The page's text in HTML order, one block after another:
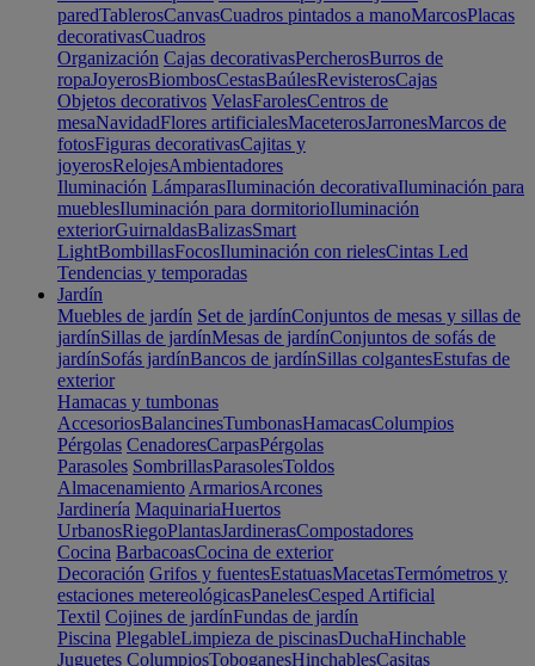
paredTablerosCanvasCuadros pintados a manoMarcosPlacas
decorativasCuadros
Organización Cajas decorativasPercherosBurros de
ropaJoyerosBiombosCestasBaúlesRevisterosCajas
Objetos decorativos VelasFarolesCentros de
mesaNavidadFlores artificialesMaceterosJarronesMarcos de
fotosFiguras decorativasCajitas y
joyerosRelojesAmbientadores
Iluminación LámparasIluminación decorativaIluminación para
mueblesIluminación para dormitorioIluminación
exteriorGuirnaldasBalizasSmart
LightBombillasFocosIluminación con rielesCintas Led
Tendencias y temporadas
Jardín
Muebles de jardín Set de jardínConjuntos de mesas y sillas de
jardínSillas de jardínMesas de jardínConjuntos de sofás de
jardínSofás jardínBancos de jardínSillas colgantesEstufas de
exterior
Hamacas y tumbonas
AccesoriosBalancinesTumbonasHamacasColumpios
Pérgolas CenadoresCarpasPérgolas
Parasoles SombrillasParasolesToldos
Almacenamiento ArmariosArcones
Jardinería MaquinariaHuertos
UrbanosRiegoPlantasJardinerasCompostadores
Cocina BarbacoasCocina de exterior
Decoración Grifos y fuentesEstatuasMacetasTermómetros y
estaciones metereológicasPanelesCesped Artificial
Textil Cojines de jardínFundas de jardín
Piscina PlegableLimpieza de piscinasDuchaHinchable
Juguetes ColumpiosToboganesHinchablesCasitas